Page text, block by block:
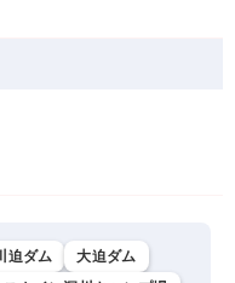
迫ダム
大迫ダム